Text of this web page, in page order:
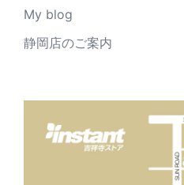
My blog
静岡店のご案内